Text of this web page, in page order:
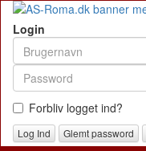
Login
Forbliv logget ind?
Glemt password